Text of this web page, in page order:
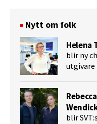
Nytt om folk
Helena
blir ny
utgivare
blir